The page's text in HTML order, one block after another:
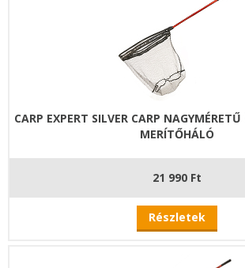
CARP EXPERT SILVER CARP
MERÍTŐHÁLÓ
21 990 Ft
Részletek